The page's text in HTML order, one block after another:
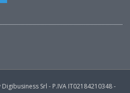
Srl - P.IVA IT02184210348 -